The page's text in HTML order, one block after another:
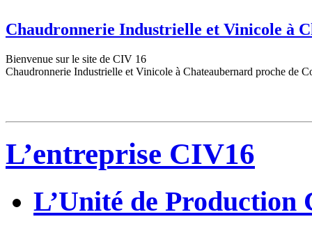
Chaudronnerie Industrielle et Vinicole à
Bienvenue sur le site de CIV 16
Chaudronnerie Industrielle et Vinicole à Chateaubernard proche de
L’entreprise CIV16
L’Unité de Production